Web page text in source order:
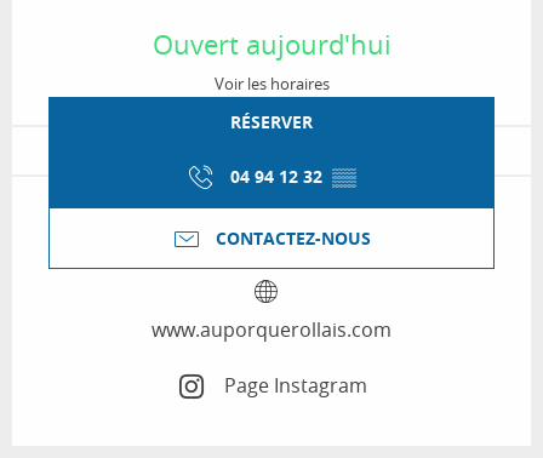
Ouvert aujourd'hui
Voir les horaires
RÉSERVER
04 94 12 32 ▒▒
CONTACTEZ-NOUS
www.auporquerollais.com
Page Instagram